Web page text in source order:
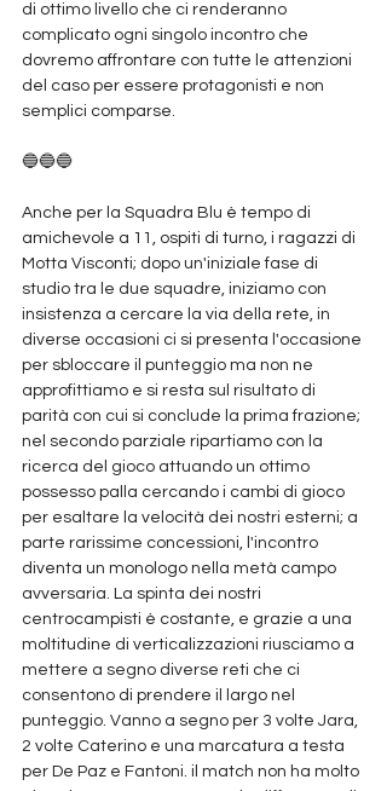
di ottimo livello che ci renderanno
complicato ogni singolo incontro che
dovremo affrontare con tutte le attenzioni
del caso per essere protagonisti e non
semplici comparse.
🔵🔵🔵
Anche per la Squadra Blu è tempo di
amichevole a 11, ospiti di turno, i ragazzi di
Motta Visconti; dopo un'iniziale fase di
studio tra le due squadre, iniziamo con
insistenza a cercare la via della rete, in
diverse occasioni ci si presenta l'occasione
per sbloccare il punteggio ma non ne
approfittiamo e si resta sul risultato di
parità con cui si conclude la prima frazione;
nel secondo parziale ripartiamo con la
ricerca del gioco attuando un ottimo
possesso palla cercando i cambi di gioco
per esaltare la velocità dei nostri esterni; a
parte rarissime concessioni, l'incontro
diventa un monologo nella metà campo
avversaria. La spinta dei nostri
centrocampisti è costante, e grazie a una
moltitudine di verticalizzazioni riusciamo a
mettere a segno diverse reti che ci
consentono di prendere il largo nel
punteggio. Vanno a segno per 3 volte Jara,
2 volte Caterino e una marcatura a testa
per De Paz e Fantoni. il match non ha molto